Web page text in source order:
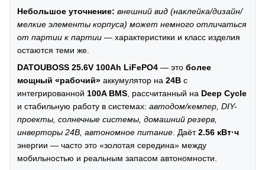
Небольшое уточнение: внешний вид (наклейка/дизайн/
мелкие элементы корпуса) может немного отличаться
от партии к партии — характеристики и класс изделия
остаются теми же.
DATOUBOSS 25.6V 100Ah LiFePO4 — это более
мощный «рабочий» аккумулятор на 24В с
интегрированной 100A BMS , рассчитанный на Deep Cycle
и стабильную работу в системах: автодом/кемпер, DIY-
проекты, солнечные системы, домашний резерв,
инверторы 24В, автономное питание . Даёт2.56 кВт·ч
энергии — часто это «золотая середина» между
мобильностью и реальным запасом автономности.